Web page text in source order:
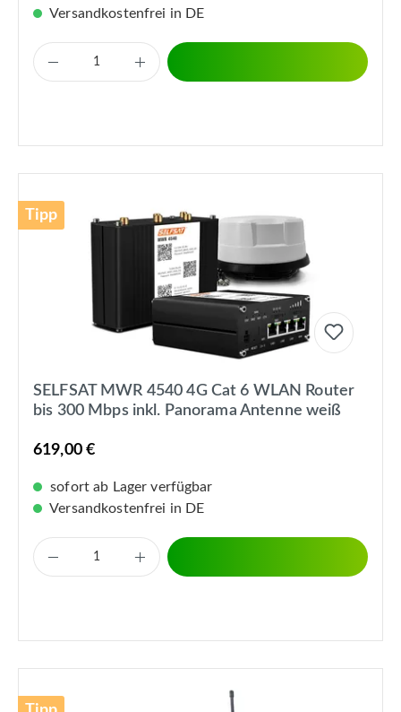
Versandkostenfrei in DE
Tipp
SELFSAT MWR 4540 4G Cat 6 WLAN Router
bis 300 Mbps inkl. Panorama Antenne weiß
619,00 €
sofort ab Lager verfügbar
Versandkostenfrei in DE